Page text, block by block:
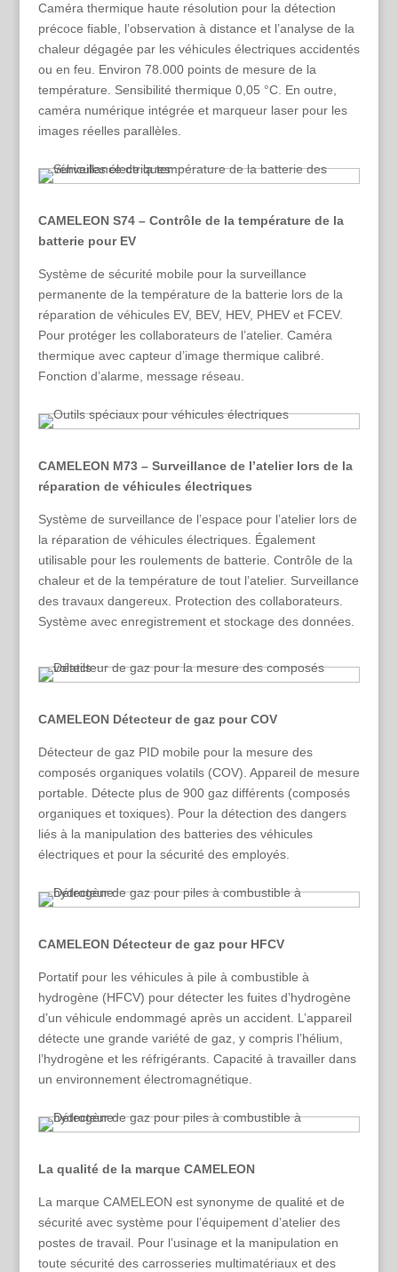
Caméra thermique haute résolution pour la détection
précoce fiable, l’observation à distance et l’analyse de la
chaleur dégagée par les véhicules électriques accidentés
ou en feu. Environ 78.000 points de mesure de la
température. Sensibilité thermique 0,05 °C. En outre,
caméra numérique intégrée et marqueur laser pour les
images réelles parallèles.
CAMELEON S74 – Contrôle de la température de la
batterie pour EV
Système de sécurité mobile pour la surveillance
permanente de la température de la batterie lors de la
réparation de véhicules EV, BEV, HEV, PHEV et FCEV.
Pour protéger les collaborateurs de l’atelier. Caméra
thermique avec capteur d’image thermique calibré.
Fonction d’alarme, message réseau.
CAMELEON M73 – Surveillance de l’atelier lors de la
réparation de véhicules électriques
Système de surveillance de l’espace pour l’atelier lors de
la réparation de véhicules électriques. Également
utilisable pour les roulements de batterie. Contrôle de la
chaleur et de la température de tout l’atelier. Surveillance
des travaux dangereux. Protection des collaborateurs.
Système avec enregistrement et stockage des données.
CAMELEON Détecteur de gaz pour COV
Détecteur de gaz PID mobile pour la mesure des
composés organiques volatils (COV). Appareil de mesure
portable. Détecte plus de 900 gaz différents (composés
organiques et toxiques). Pour la détection des dangers
liés à la manipulation des batteries des véhicules
électriques et pour la sécurité des employés.
CAMELEON Détecteur de gaz pour HFCV
Portatif pour les véhicules à pile à combustible à
hydrogène (HFCV) pour détecter les fuites d’hydrogène
d’un véhicule endommagé après un accident. L’appareil
détecte une grande variété de gaz, y compris l’hélium,
l’hydrogène et les réfrigérants. Capacité à travailler dans
un environnement électromagnétique.
La qualité de la marque CAMELEON
La marque CAMELEON est synonyme de qualité et de
sécurité avec système pour l’équipement d’atelier des
postes de travail. Pour l’usinage et la manipulation en
toute sécurité des carrosseries multimatériaux et des